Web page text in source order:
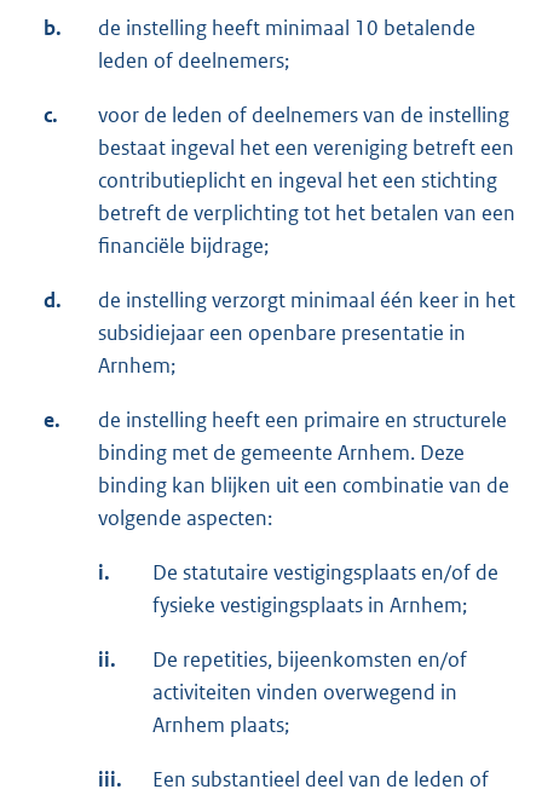
b.
de instelling heeft minimaal 10 betalende
leden of deelnemers;
c.
voor de leden of deelnemers van de instelling
bestaat ingeval het een vereniging betreft een
contributieplicht en ingeval het een stichting
betreft de verplichting tot het betalen van een
financiële bijdrage;
d.
de instelling verzorgt minimaal één keer in het
subsidiejaar een openbare presentatie in
Arnhem;
e.
de instelling heeft een primaire en structurele
binding met de gemeente Arnhem. Deze
binding kan blijken uit een combinatie van de
volgende aspecten:
i.
De statutaire vestigingsplaats en/of de
fysieke vestigingsplaats in Arnhem;
ii.
De repetities, bijeenkomsten en/of
activiteiten vinden overwegend in
Arnhem plaats;
iii.
Een substantieel deel van de leden of